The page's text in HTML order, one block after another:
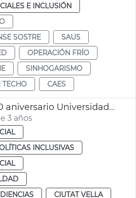
E INCLUSIÓN
SOSTRE
SAUS
OPERACIÓN FRÍO
SINHOGARISMO
TECHO
CAES
Exposición 120 aniversario Universidad Popular
3 años
INCLUSIVAS
CIUTAT VELLA